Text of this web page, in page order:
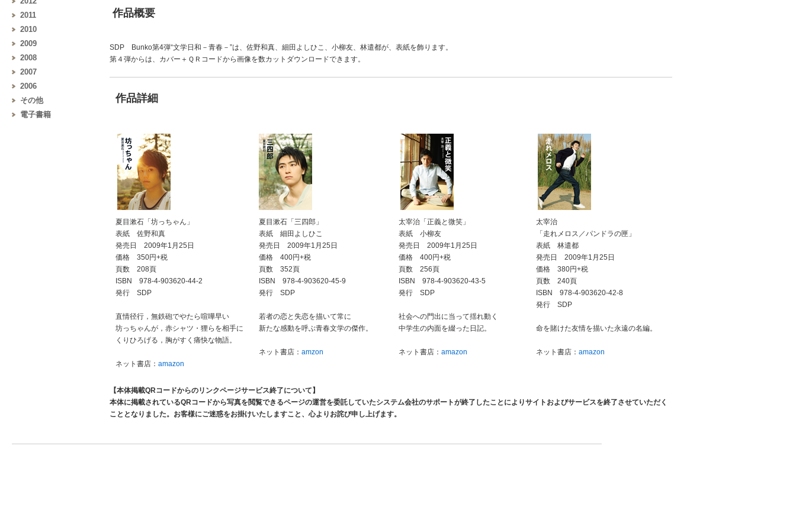
2011
2010
2009
2008
2007
2006
その他
電子書籍
作品概要
SDP Bunko第4弾“文学日和－青春－”は、佐野和真、細田よしひこ、小柳友、林遣都が、表紙を飾ります。
第４弾からは、カバー＋ＱＲコードから画像を数カットダウンロードできます。
作品詳細
夏目漱石「坊っちゃん」
表紙 佐野和真
発売日 2009年1月25日
価格 350円+税
頁数 208頁
ISBN 978-4-903620-44-2
発行 SDP
直情径行，無鉄砲でやたら喧嘩早い
坊っちゃんが，赤シャツ・狸らを相手に
くりひろげる，胸がすく痛快な物語。
ネット書店： amazon
夏目漱石「三四郎」
表紙 細田よしひこ
発売日 2009年1月25日
価格 400円+税
頁数 352頁
ISBN 978-4-903620-45-9
発行 SDP
若者の恋と失恋を描いて常に
新たな感動を呼ぶ青春文学の傑作。
ネット書店： amzon
太宰治「正義と微笑」
表紙 小柳友
発売日 2009年1月25日
価格 400円+税
頁数 256頁
ISBN 978-4-903620-43-5
発行 SDP
社会への門出に当って揺れ動く
中学生の内面を綴った日記。
ネット書店： amazon
太宰治
「走れメロス／パンドラの匣」
表紙 林遣都
発売日 2009年1月25日
価格 380円+税
頁数 240頁
ISBN 978-4-903620-42-8
発行 SDP
命を賭けた友情を描いた永遠の名編。
ネット書店： amazon
【本体掲載QRコードからのリンクページサービス終了について】
本体に掲載されているQRコードから写真を閲覧できるページの運営を委託していたシステム会社のサポートが終了したことによりサイトおよびサービスを終了させていただく
こととなりました。お客様にご迷惑をお掛けいたしますこと、心よりお詫び申し上げます。